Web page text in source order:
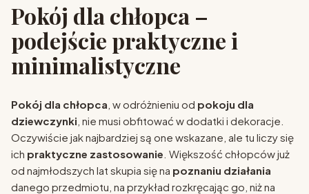
Pokój dla chłopca –
podejście praktyczne i
minimalistyczne
Pokój dla chłopca , w odróżnieniu od pokoju dla
dziewczynki , nie musi obfitować w dodatki i dekoracje.
Oczywiście jak najbardziej są one wskazane, ale tu liczy się
ich praktyczne zastosowanie . Większość chłopców już
od najmłodszych lat skupia się na poznaniu działania
danego przedmiotu, na przykład rozkręcając go, niż na